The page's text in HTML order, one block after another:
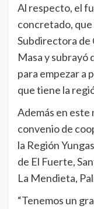
Al respecto, el
concretado, que
Subdirectora de
Masa y subrayó
para empezar a
que tiene la
Además en este
convenio de
la Región
de El Fuerte,
La Mendieta,
“Tenemos un